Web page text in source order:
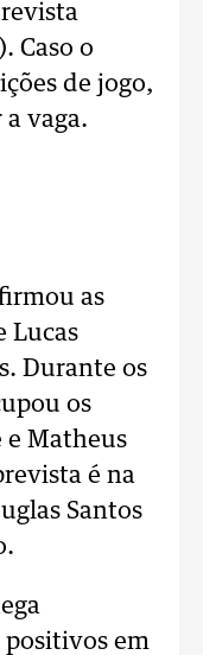
Caso o
de jogo,
a vaga.
as
Lucas
Durante os
os
e Matheus
é na
Santos
positivos em